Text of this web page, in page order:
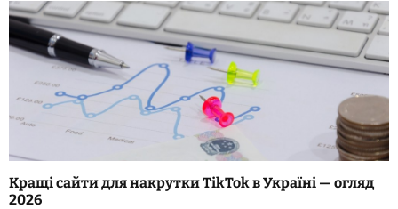
Кращі сайти для накрутки TikTok в Україні — огляд
2026